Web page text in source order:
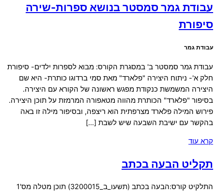
עבודת גמר סמסטר בנושא ספרות-שירה
סיפורת
עבודת גמר
עבודת גמר סמסטר ב' במסגרת הקורס: מבוא לספרות ילדים- סיפורת
חלק א'- ניתוח היצירה "פלארד" מאת סמי ברדוגו כותרת- היא שם
היצירה המשמשת כנקודת מפגש ראשונה של הקורא עם היצירה.
בסיפור "פלארד" הכותרת מהווה מטאפורה המרמזת על תוכן היצירה.
פירוש המילה פלארד מצרפתית הוא ריצפה, ובסיפור מילה זו באה
בהקשר עם ישיבת השבעה שיש לשבת […]
קרא עוד
תקליט הבעה בכתב
התלקיט קורס:הבעה בכתב (תשעו_ב_3200015) תוכן מטלה מס'1